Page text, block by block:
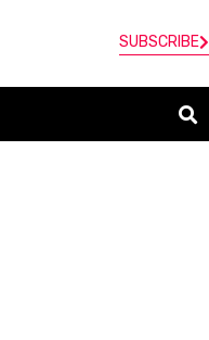
SUBSCRIBE